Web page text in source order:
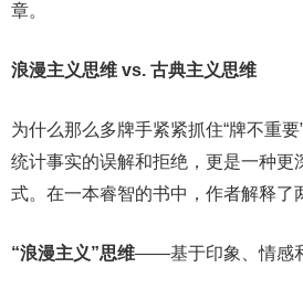
章。
浪漫主义思维 vs. 古典主义思维
为什么那么多牌手紧紧抓住“牌不重
统计事实的误解和拒绝，更是一种更
式。在一本睿智的书中，作者解释了
“浪漫主义”思维——基于印象、情感